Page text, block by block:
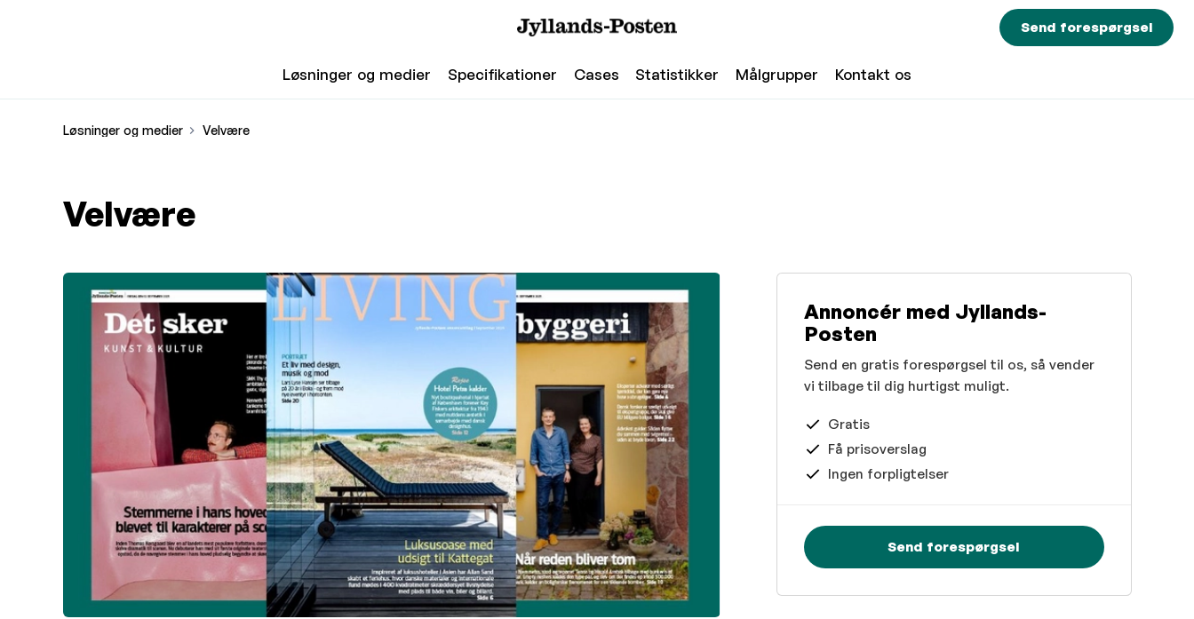
Send forespørgsel
Løsninger og medier Specifikationer Cases Statistikker Målgrupper Kontakt os
Løsninger og medier Velvære
Velvære
Annoncér med Jyllands-
Posten
Send en gratis forespørgsel til os, så vender
vi tilbage til dig hurtigst muligt.
Gratis
Få prisoverslag
Ingen forpligtelser
Send forespørgsel